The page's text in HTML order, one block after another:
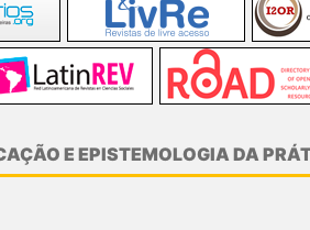
E EPISTEMOLOGIA DA